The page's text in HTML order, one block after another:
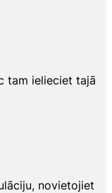
tam ielieciet tajā
novietojiet